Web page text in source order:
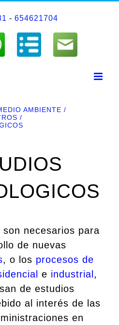
- 654621704
AMBIENTE
necesarios para
de nuevas
, o los procesos de
e industrial ,
de estudios
al interés de las
en